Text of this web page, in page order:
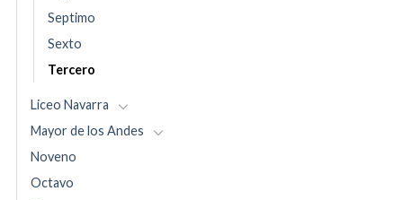
Septimo
Sexto
Tercero
Liceo Navarra
Mayor de los Andes
Noveno
Octavo